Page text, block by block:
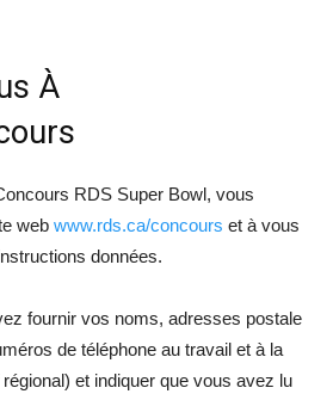
À
RDS Super Bowl, vous
web www.rds.ca/concours et à vous
données.
fournir vos noms, adresses postale
de téléphone au travail et à la
et indiquer que vous avez lu